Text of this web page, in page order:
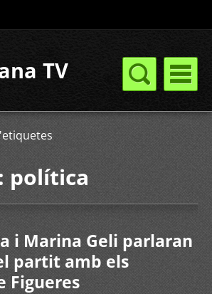
TV
política
i Marina Geli parlaran
partit amb els
Figueres